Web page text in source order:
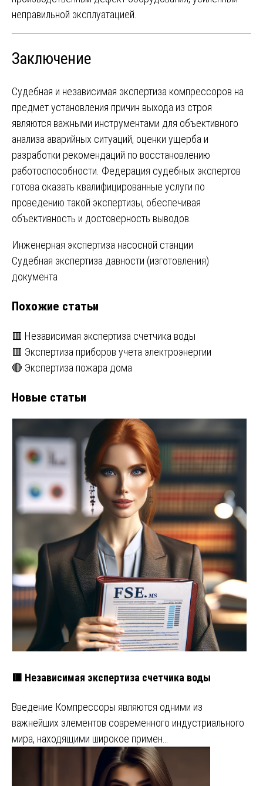
неправильной эксплуатацией.
Заключение
Судебная и независимая экспертиза компрессоров на
предмет установления причин выхода из строя
являются важными инструментами для объективного
анализа аварийных ситуаций, оценки ущерба и
разработки рекомендаций по восстановлению
работоспособности. Федерация судебных экспертов
готова оказать квалифицированные услуги по
проведению такой экспертизы, обеспечивая
объективность и достоверность выводов.
Навигация
по
Инженерная экспертиза насосной станции
Судебная экспертиза давности (изготовления)
документа
Похожие статьи
🟥 Независимая экспертиза счетчика воды
🟥 Экспертиза приборов учета электроэнергии
🔴 Экспертиза пожара дома
Новые статьи
🟥 Независимая экспертиза счетчика воды
Введение Компрессоры являются одними из
важнейших элементов современного индустриального
мира, находящими широкое примен…